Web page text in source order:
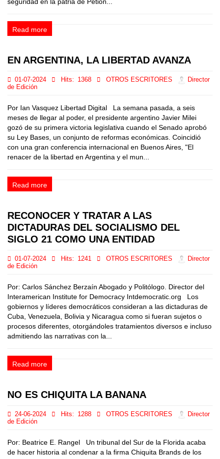
Read more
EN ARGENTINA, LA LIBERTAD AVANZA
01-07-2024 Hits: 1368 OTROS ESCRITORES
Director
de Edición
Por Ian Vasquez Libertad Digital La semana pasada, a seis
meses de llegar al poder, el presidente argentino Javier Milei
gozó de su primera victoria legislativa cuando el Senado aprobó
su Ley Bases, un conjunto de reformas económicas. Coincidió
con una gran conferencia internacional en Buenos Aires, "El
renacer de la libertad en Argentina y el mun...
Read more
RECONOCER Y TRATAR A LAS
DICTADURAS DEL SOCIALISMO DEL
SIGLO 21 COMO UNA ENTIDAD
01-07-2024 Hits: 1241 OTROS ESCRITORES
Director
de Edición
Por: Carlos Sánchez Berzaín Abogado y Politólogo. Director del
Interamerican Institute for Democracy Intdemocratic.org Los
gobiernos y líderes democráticos consideran a las dictaduras de
Cuba, Venezuela, Bolivia y Nicaragua como si fueran sujetos o
procesos diferentes, otorgándoles tratamientos diversos e incluso
admitiendo las narrativas con la...
Read more
NO ES CHIQUITA LA BANANA
24-06-2024 Hits: 1288 OTROS ESCRITORES
Director
de Edición
Por: Beatrice E. Rangel Un tribunal del Sur de la Florida acaba
de hacer historia al condenar a la firma Chiquita Brands de los